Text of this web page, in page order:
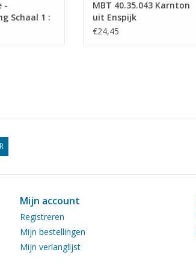
-
Schaal 1 :
MBT 40.35.043 Karnton
uit Enspijk
€24,45
Mijn account
Registreren
Mijn bestellingen
Mijn verlanglijst